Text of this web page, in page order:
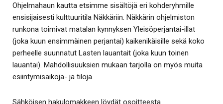
Ohjelmahaun kautta etsimme sisältöjä eri kohderyhmille
ensisijaisesti kulttuuritila Näkkäriin. Näkkärin ohjelmiston
runkona toimivat matalan kynnyksen Yleisöperjantai-illat
(joka kuun ensimmäinen perjantai) kaikenikäisille sekä koko
perheelle suunnatut Lasten lauantait (joka kuun toinen
lauantai). Mahdollisuuksien mukaan tarjolla on myös muita
esiintymisaikoja- ja tiloja.
Sähköisen hakulomakkeen löydät osoitteesta